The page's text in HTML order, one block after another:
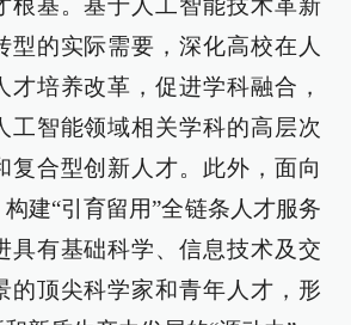
根基。基于人工智能技术革新
型的实际需要，深化高校在人
才培养改革，促进学科融合，
工智能领域相关学科的高层次
复合型创新人才。此外，面向
建“引育留用”全链条人才服务
具有基础科学、信息技术及交
的顶尖科学家和青年人才，形